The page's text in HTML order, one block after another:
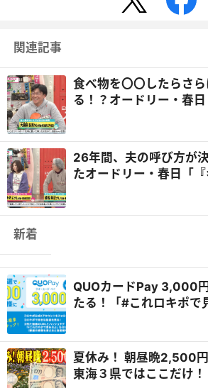
関連記事
食べ物を〇〇したらさ
る！？オードリー・春
26年間、夫の呼び方が
たオードリー・春日「
新着
QUOカードPay 3,000
たる！「#これロキポで
夏休み！ 朝昼晩2,500
東海３県ではここだけ